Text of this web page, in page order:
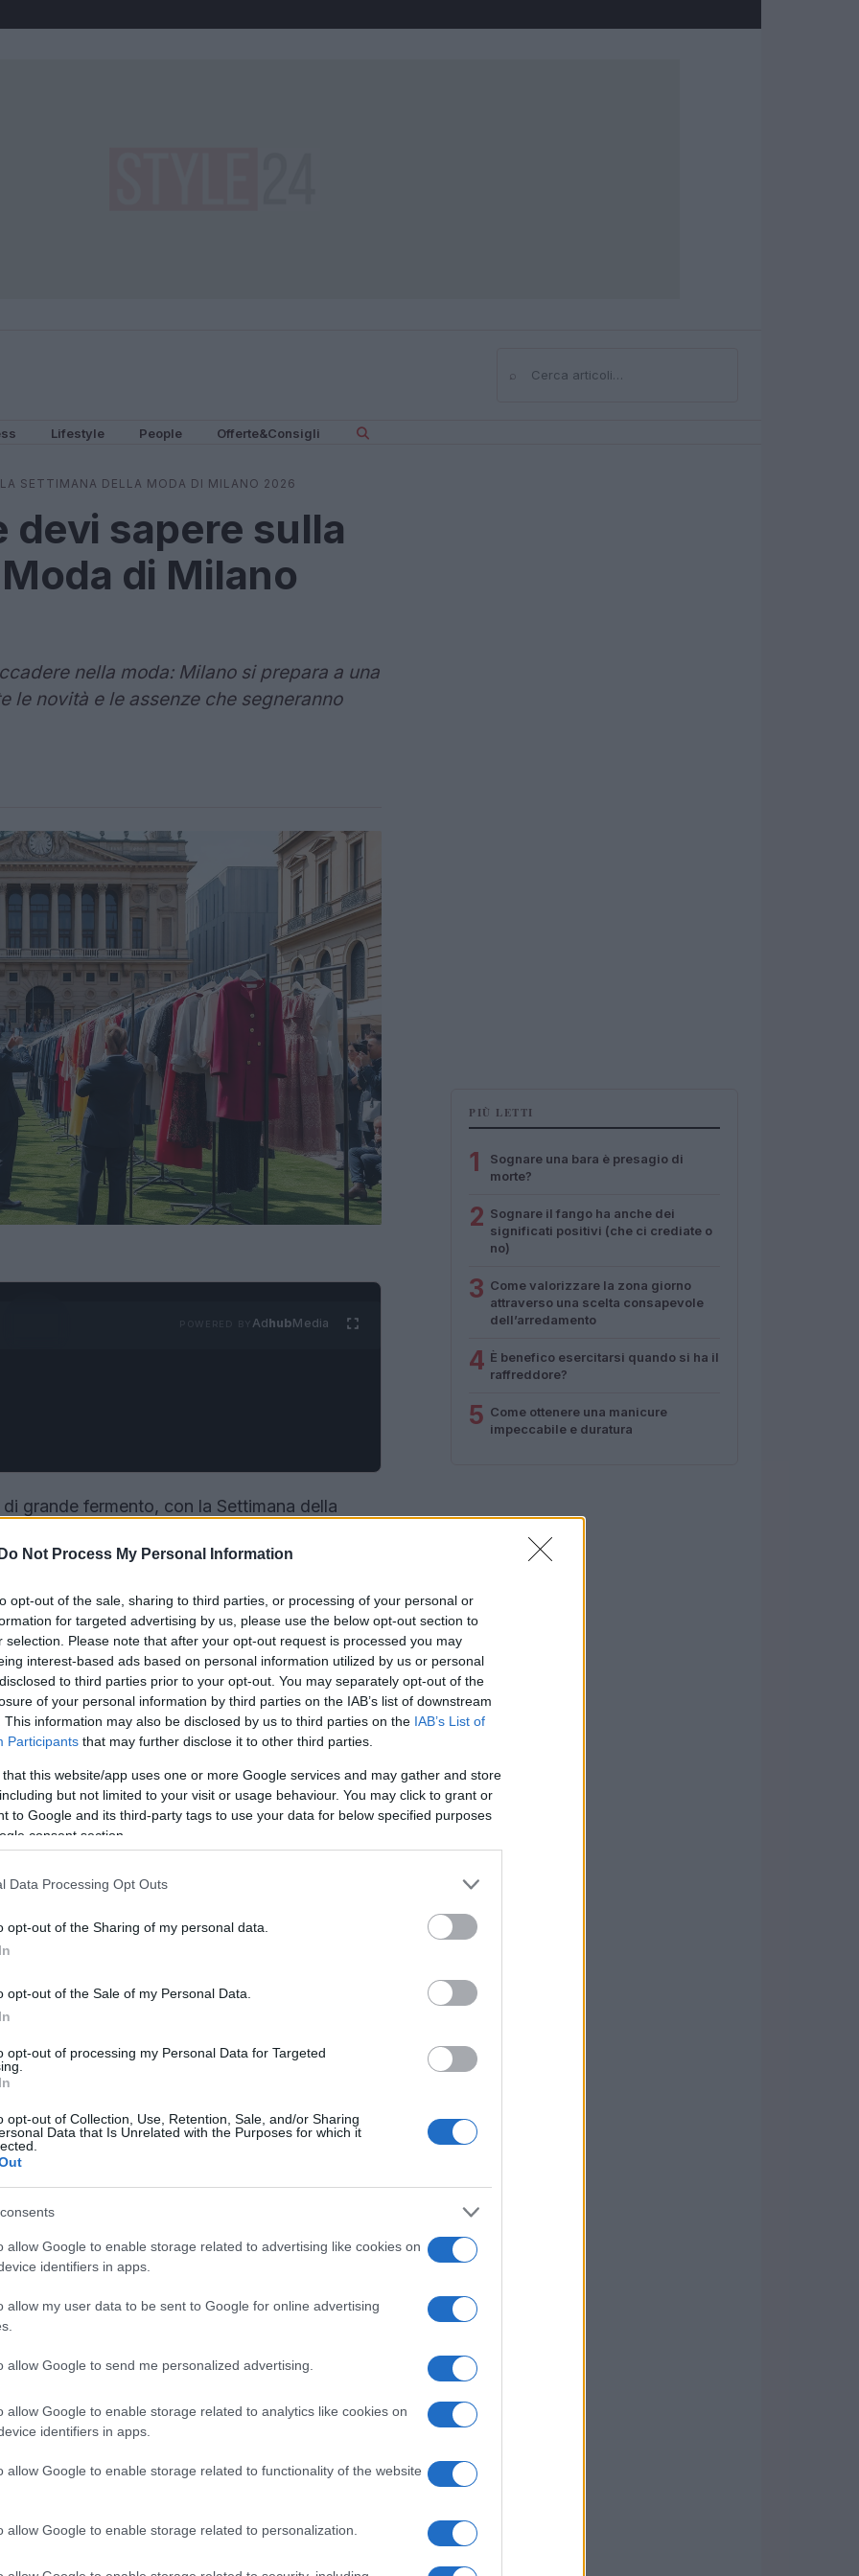
Do Not Process My Personal Information
opt-out of the sale, sharing to third parties, or processing of your personal or
for targeted advertising by us, please use the below opt-out section to
selection. Please note that after your opt-out request is processed you may
interest-based ads based on personal information utilized by us or personal
to third parties prior to your opt-out. You may separately opt-out of the
of your personal information by third parties on the IAB’s list of downstream
This information may also be disclosed by us to third parties on the IAB’s List of
Participants that may further disclose it to other third parties.
that this website/app uses one or more Google services and may gather and store
but not limited to your visit or usage behaviour. You may click to grant or
to Google and its third-party tags to use your data for below specified purposes
consent section.
Data Processing Opt Outs
opt-out of the Sharing of my personal data.
opt-out of the Sale of my Personal Data.
opt-out of processing my Personal Data for Targeted
opt-out of Collection, Use, Retention, Sale, and/or Sharing
Data that Is Unrelated with the Purposes for which it
allow Google to enable storage related to advertising like cookies on
identifiers in apps.
allow my user data to be sent to Google for online advertising
allow Google to send me personalized advertising.
allow Google to enable storage related to analytics like cookies on
identifiers in apps.
allow Google to enable storage related to functionality of the website
allow Google to enable storage related to personalization.
⌕Cerca
Lifestyle People Offerte&Consigli
SETTIMANA DELLA MODA DI MILANO 2026
sapere sulla
di Milano
nella moda: Milano si prepara a una
le novità e le assenze che segneranno
AdhubMedia
grande fermento, con la Settimana della
decollare. Sei pronto a scoprire tutto ciò
e ritorni attesi, questa edizione
tutti a bocca aperta. La sfilata di debutto
e l’anniversario di Giorgio Armani sono
i fashionisti di tutto il mondo. Non crederai
svolgerà dal 23 al 29 settembre, accoglie
designer emergenti porteranno una
le 11 assenze di marchi storici. Tra i
Bottega Veneta, tutti pronti a mostrare le loro
alla presentazione della collezione di
in cui il nuovo direttore creativo svelerà la sua
inedito. Non è un evento da perdere,
che farà il suo debutto da Jil Sander,
collezione per Bottega Veneta il 27
di Giorgio Armani sarà celebrato con una
storici, un tributo imperdibile alla carriera di
Chi non vorrebbe essere presente a un
PIÙ LETTI
1
Sognare una bara è presagio di
morte?
2 Sognare il fango ha anche dei
significati positivi (che ci crediate o
no)
3 Come valorizzare la zona giorno
attraverso una scelta consapevole
dell’arredamento
4 È benefico esercitarsi quando si ha il
raffreddore?
5 Come ottenere una manicure
impeccabile e duratura